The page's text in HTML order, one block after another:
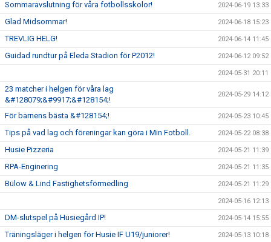
Sommaravslutning för våra fotbollsskolor! 2024-06-19 13:33
Glad Midsommar! 2024-06-18 15:23
TREVLIG HELG! 2024-06-14 11:45
Guidad rundtur på Eleda Stadion för P2012! 2024-06-12 09:52
2024-05-31 20:11
23 matcher i helgen för våra lag
&#128079;&#9917;&#128154;!
2024-05-29 14:12
För barnens bästa &#128154;! 2024-05-23 10:45
Tips på vad lag och föreningar kan göra i Min Fotboll. 2024-05-22 08:38
Husie Pizzeria 2024-05-21 11:39
RPA-Enginering 2024-05-21 11:35
Bülow & Lind Fastighetsförmedling 2024-05-21 11:29
2024-05-16 12:13
DM-slutspel på Husiegård IP! 2024-05-14 15:55
Träningsläger i helgen för Husie IF U19/juniorer! 2024-05-13 10:18